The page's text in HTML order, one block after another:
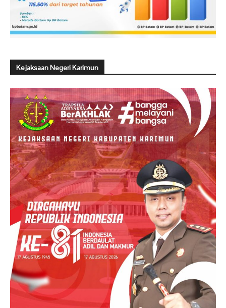
Kejaksaan Negeri Karimun